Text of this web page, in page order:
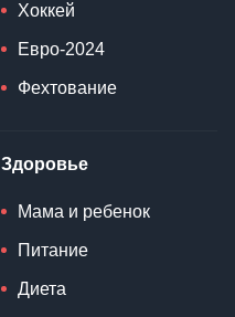
Хоккей
Евро-2024
Фехтование
Здоровье
Мама и ребенок
Питание
Диета